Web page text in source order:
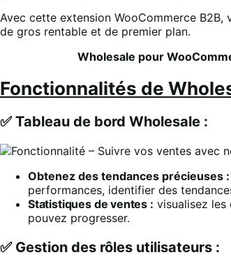
Avec cette extension WooCommerce
de gros rentable et de premier plan.
Wholesale pour
Fonctionnalités de
✅ Tableau de bord Wholesale :
Obtenez des tendances précieuses :
performances, identifier des
Statistiques de ventes : visualisez
pouvez progresser.
✅ Gestion des rôles utilisateurs :